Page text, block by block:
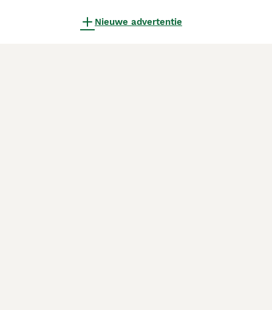
Nieuwe advertentie